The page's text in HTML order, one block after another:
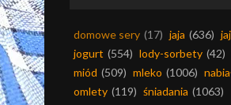
domowe sery (17) jaja (636)
jogurt (554) lody-sorbety (42)
miód (509) mleko (1006)
omlety (119) śniadania (1063)